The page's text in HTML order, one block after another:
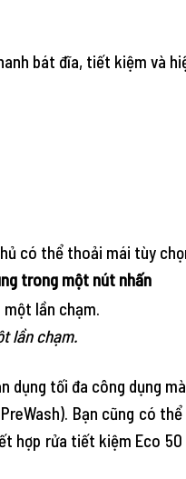
bát đĩa, tiết kiệm và
có thể thoải mái tùy
trong một nút nhấn
lần chạm.
dụng tối đa công dụng
Bạn cũng có
hợp rửa tiết kiệm Eco